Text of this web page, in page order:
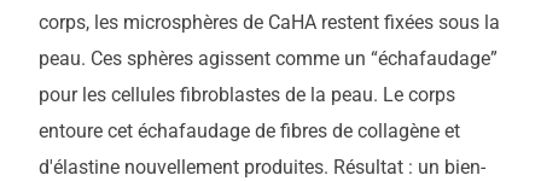
corps, les microsphères de CaHA restent fixées sous la
peau. Ces sphères agissent comme un “échafaudage”
pour les cellules fibroblastes de la peau. Le corps
entoure cet échafaudage de fibres de collagène et
d'élastine nouvellement produites. Résultat : un bien-